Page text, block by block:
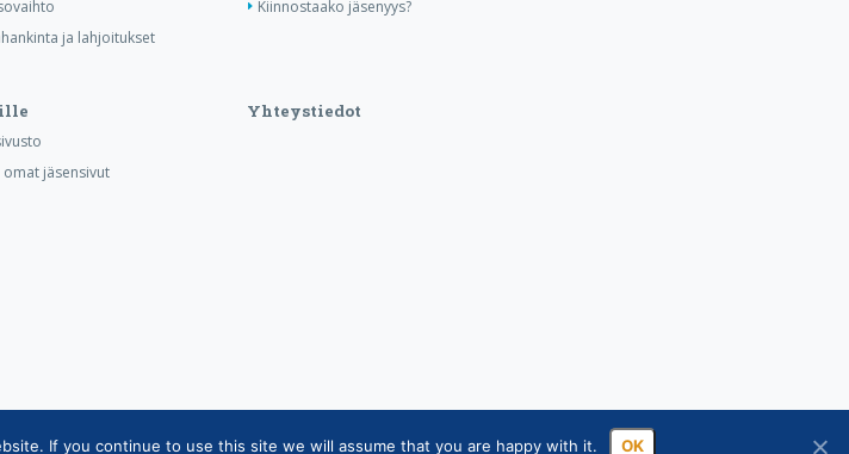
ja lahjoitukset
Kiinnostaako jäsenyys?
omat jäsensivut
Yhteystiedot
|Henkilötietojen käsittely Rotarytoiminnassa
If you continue to use this site we will assume that you are happy with it. OK